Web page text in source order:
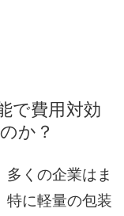
で費用対効
か？
多くの企業はま
特に軽量の包装